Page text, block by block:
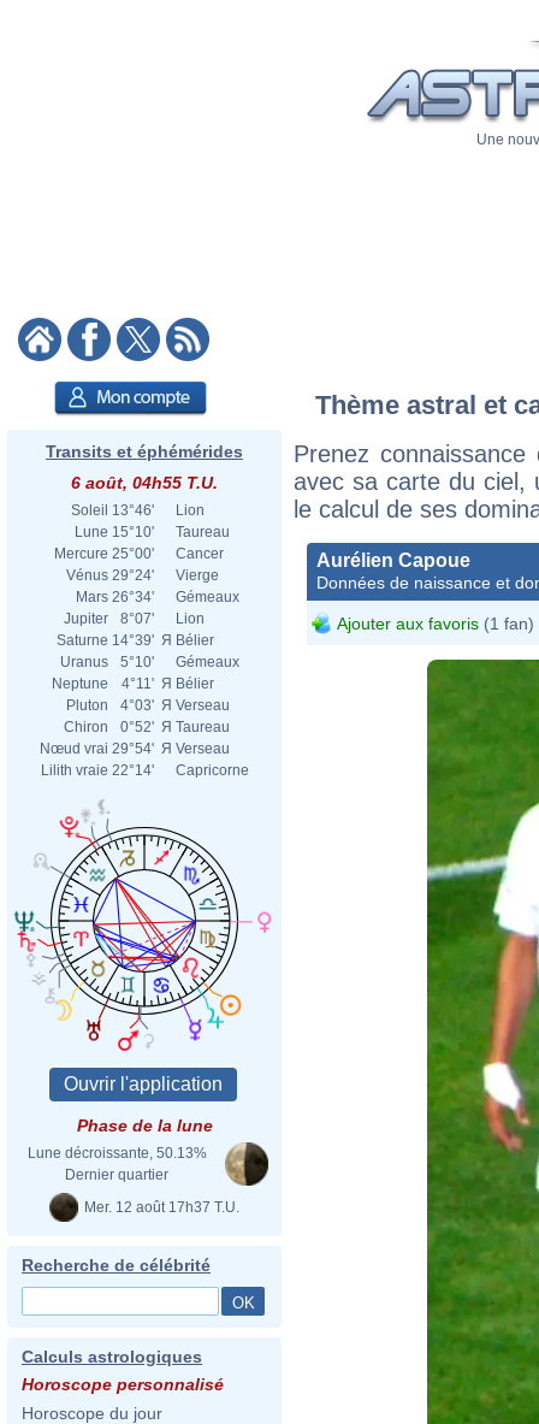
Une
Transits et éphémérides
6 août, 04h55 T.U.
Soleil 13°46'
Lion
Lune 15°10'
Taureau
Mercure 25°00'
Cancer
Vénus 29°24'
Vierge
Mars 26°34'
Gémeaux
Jupiter
8°07'
Lion
Saturne 14°39' Я Bélier
Uranus
5°10'
Gémeaux
Neptune
4°11' Я Bélier
Pluton
4°03' Я Verseau
Chiron
0°52' Я Taureau
Nœud vrai 29°54' Я Verseau
Lilith vraie 22°14' Capricorne
Phase de la lune
Lune décroissante, 50.13%
Dernier quartier
Mer. 12 août 17h37 T.U.
Recherche de célébrité
Calculs astrologiques
Horoscope personnalisé
Horoscope du jour
Thème astral et
Prenez
avec sa carte du ciel,
le calcul de ses
Aurélien Capoue
Données de naissance et
Ajouter aux favoris (1 fan)